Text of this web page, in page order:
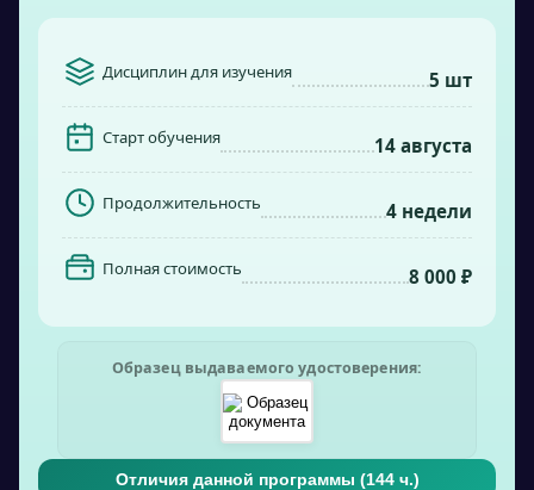
Дисциплин для изучения 5 шт
Старт обучения 14 августа
Продолжительность 4 недели
Полная стоимость 8 000 ₽
Образец выдаваемого удостоверения:
Отличия данной программы (144ч.)